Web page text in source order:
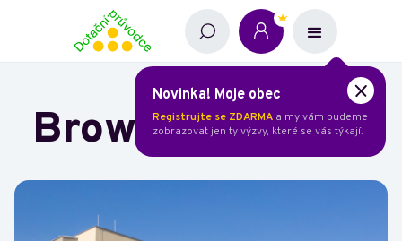
Novinka! Moje obec
Registrujte se ZDARMA a my vám budeme
zobrazovat jen ty výzvy, které se vás týkají.
Brownfield Perla